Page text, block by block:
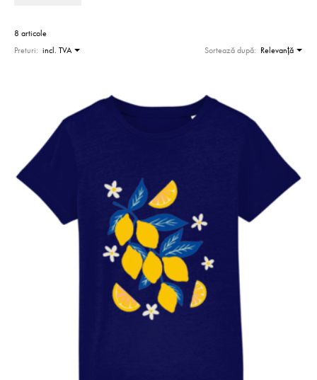
8 articole
Preturi: incl. TVA Sortează după: Relevanţă